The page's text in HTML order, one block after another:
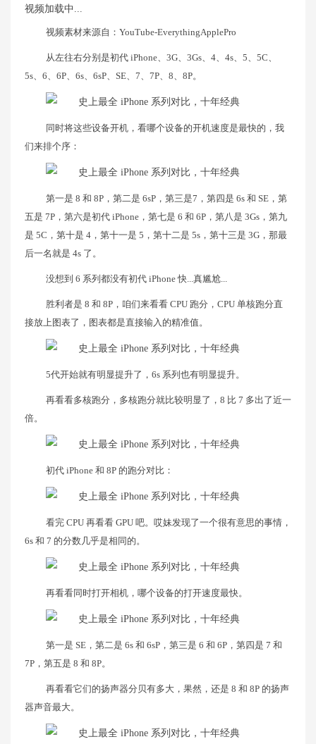
视频加载中...
视频素材来源自：YouTube-EverythingApplePro
从左往右分别是初代 iPhone、3G、3Gs、4、4s、5、5C、
5s、6、6P、6s、6sP、SE、7、7P、8、8P。
同时将这些设备开机，看哪个设备的开机速度是最快的，我
们来排个序：
第一是 8 和 8P，第二是 6sP，第三是7，第四是 6s 和 SE，第
五是 7P，第六是初代 iPhone，第七是 6 和 6P，第八是 3Gs，第九
是 5C，第十是 4，第十一是 5，第十二是 5s，第十三是 3G，那最
后一名就是 4s 了。
没想到 6 系列都没有初代 iPhone 快...真尴尬...
胜利者是 8 和 8P，咱们来看看 CPU 跑分，CPU 单核跑分直
接放上图表了，图表都是直接输入的精准值。
5代开始就有明显提升了，6s 系列也有明显提升。
再看看多核跑分，多核跑分就比较明显了，8 比 7 多出了近一
倍。
初代 iPhone 和 8P 的跑分对比：
看完 CPU 再看看 GPU 吧。哎妹发现了一个很有意思的事情，
6s 和 7 的分数几乎是相同的。
再看看同时打开相机，哪个设备的打开速度最快。
第一是 SE，第二是 6s 和 6sP，第三是 6 和 6P，第四是 7 和
7P，第五是 8 和 8P。
再看看它们的扬声器分贝有多大，果然，还是 8 和 8P 的扬声
器声音最大。